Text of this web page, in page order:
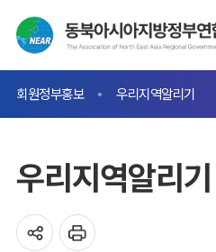
회원정부홍보 우리지역알리기
우리지역알리기